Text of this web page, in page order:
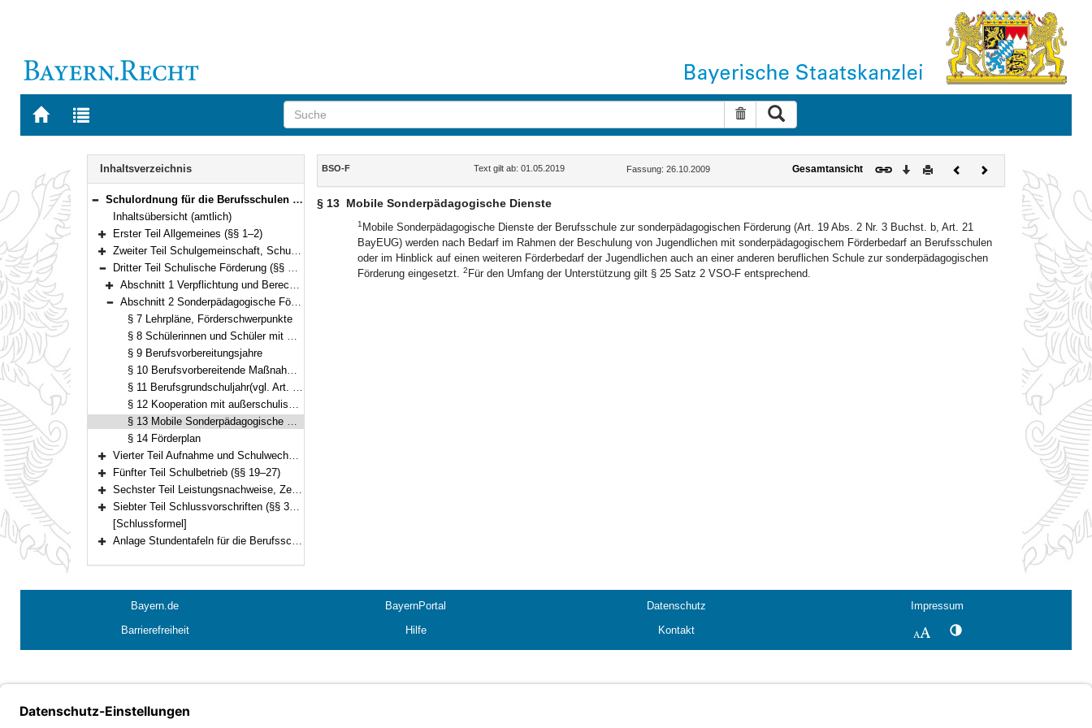
Zur
BAYERN.RECHT
Zur
letzten
Suche zurücksetzen
Navigation
Inhaltsverzeichnis
Bereich reduzieren
Schulordnung für die Berufsschulen zur sonderpädagogischen Förderung (Förderberufsschulordnung – BSO-F) Vom 26. Oktober 2009 (GVBl S. 580) BayRS 2233-2-2-K (§§ 1–36)
Inhaltsübersicht (amtlich)
Bereich erweitern
Erster Teil Allgemeines (§§ 1–2)
Bereich erweitern
Zweiter Teil Schulgemeinschaft, Schulleiterin und Schulleiter, Lehrkräfte, Schülerinnen und Schüler, Berufsschulbeirat (§§ 3–5)
Bereich reduzieren
Dritter Teil Schulische Förderung (§§ 6–14)
Bereich erweitern
Abschnitt 1 Verpflichtung und Berechtigung zum Schulbesuch(vgl. Art. 41 BayEUG) (§ 6)
Bereich reduzieren
Abschnitt 2 Sonderpädagogische Förderschwerpunkte sowie Ausbildungs- und Förderformen(vgl. Art. 19 bis 21 BayEUG) (§§ 7–14)
§ 7 Lehrpläne, Förderschwerpunkte
§ 8 Schülerinnen und Schüler mit Förderbedarf in mehreren Förderschwerpunkten
§ 9 Berufsvorbereitungsjahre
§ 10 Berufsvorbereitende Maßnahmen der Bundesagentur für Arbeit
§ 11 Berufsgrundschuljahr(vgl. Art. 11 BayEUG)
§ 12 Kooperation mit außerschulischen Einrichtungen
§ 13 Mobile Sonderpädagogische Dienste
§ 14 Förderplan
Bereich erweitern
Vierter Teil Aufnahme und Schulwechsel (§§ 15–18)
Bereich erweitern
Fünfter Teil Schulbetrieb (§§ 19–27)
Bereich erweitern
Sechster Teil Leistungsnachweise, Zeugnisse, Abschlüsse, Berufsschulpflicht(Art. 52, 54 und 55 BayEUG) (§§ 28–34)
Bereich erweitern
Siebter Teil Schlussvorschriften (§§ 35–36)
[Schlussformel]
Anlage Stundentafeln für die Berufsschulen zur sonderpädagogischen Förderung
Inhalt
BSO-F Text gilt ab: 01.05.2019 Fassung: 26.10.2009 Gesamtansicht Download
DruckenVorherigesNächstes
Dokument
§ 13 Mobile Sonderpädagogische Dienste
1 Mobile Sonderpädagogische Dienste der Berufsschule zur sonderpädagogischen Förderung (Art. 19 Abs. 2 Nr. 3 Buchst. b, Art. 21
BayEUG) werden nach Bedarf im Rahmen der Beschulung von Jugendlichen mit sonderpädagogischem Förderbedarf an Berufsschulen
oder im Hinblick auf einen weiteren Förderbedarf der Jugendlichen auch an einer anderen beruflichen Schule zur sonderpädagogischen
Förderung eingesetzt. 2 Für den Umfang der Unterstützung gilt § 25 Satz 2 VSO-F entsprechend.
Bayern.de BayernPortal Datenschutz
Impressum
Barrierefreiheit
Hilfe Kontakt SchriftgrößeKontrastwechsel